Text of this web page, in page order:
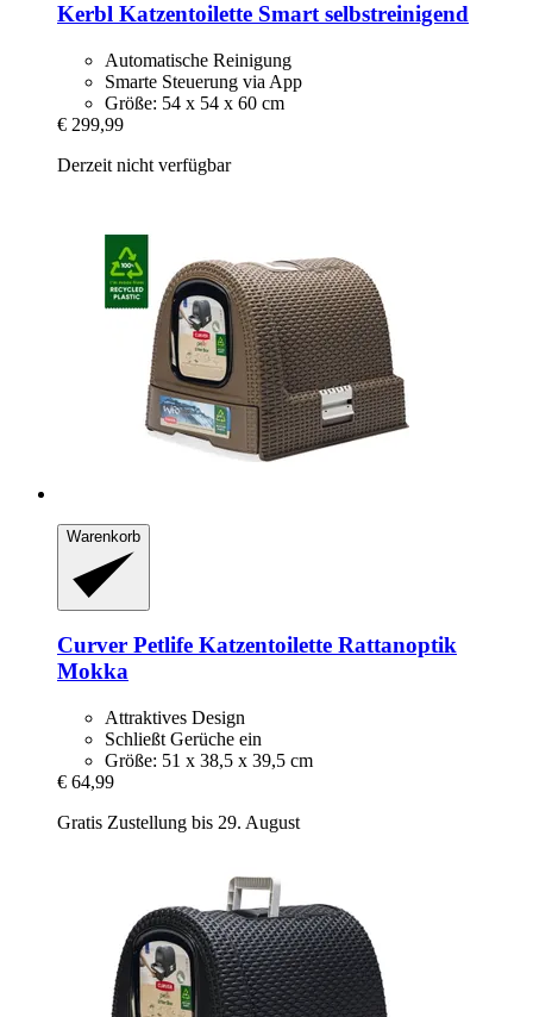
Kerbl Katzentoilette Smart selbstreinigend
Automatische Reinigung
Smarte Steuerung via App
Größe: 54 x 54 x 60 cm
€ 299,99
Derzeit nicht verfügbar
Warenkorb
Curver Petlife Katzentoilette Rattanoptik
Mokka
Attraktives Design
Schließt Gerüche ein
Größe: 51 x 38,5 x 39,5 cm
€ 64,99
Gratis Zustellung bis 29. August